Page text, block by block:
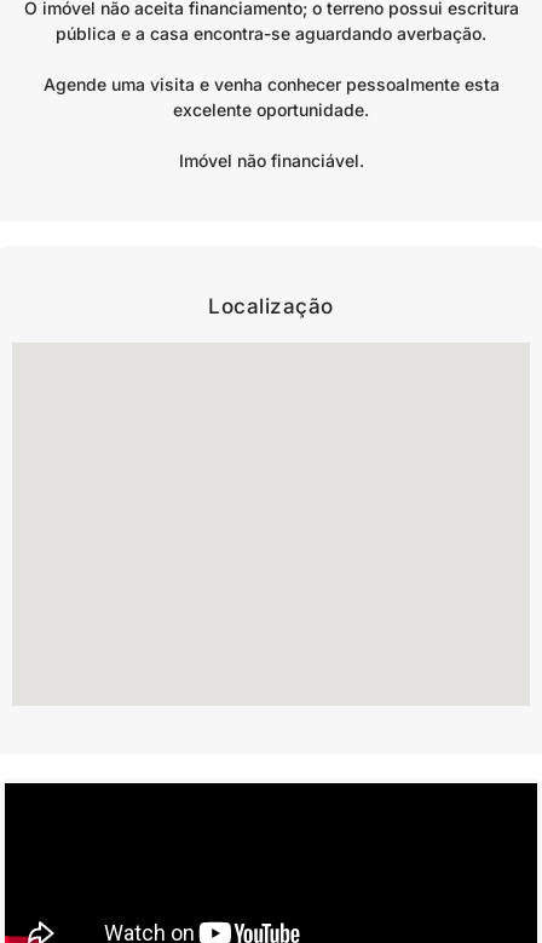
O imóvel não aceita financiamento; o terreno possui escritura
pública e a casa encontra-se aguardando averbação.
Agende uma visita e venha conhecer pessoalmente esta
excelente oportunidade.
Imóvel não financiável.
Localização